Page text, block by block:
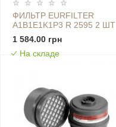
ФИЛЬТР EURFILTER
A1B1E1K1P3 R 2595 2 ШТ
1 584.00 грн
На складе